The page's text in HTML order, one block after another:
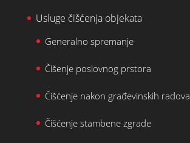
Usluge čišćenja objekata
Generalno spremanje
Čišenje poslovnog prstora
Čišćenje nakon građevinskih radova
Čišćenje stambene zgrade